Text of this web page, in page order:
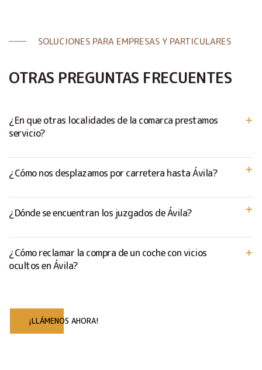
SOLUCIONES PARA EMPRESAS Y PARTICULARES
OTRAS PREGUNTAS FRECUENTES
¿En que otras localidades de la comarca prestamos
servicio?
¿Cómo nos desplazamos por carretera hasta Ávila?
¿Dónde se encuentran los juzgados de Ávila?
¿Cómo reclamar la compra de un coche con vicios
ocultos en Ávila?
¡LLÁMENOS AHORA!